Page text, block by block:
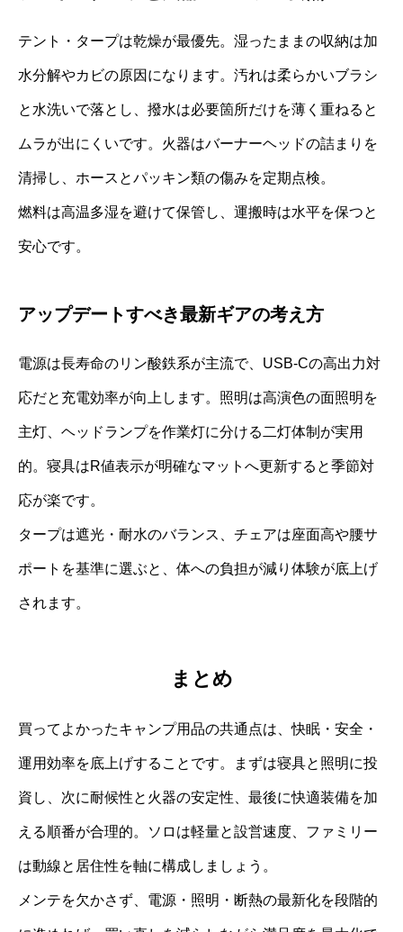
テント・タープは乾燥が最優先。湿ったままの収納は加
水分解やカビの原因になります。汚れは柔らかいブラシ
と水洗いで落とし、撥水は必要箇所だけを薄く重ねると
ムラが出にくいです。火器はバーナーヘッドの詰まりを
清掃し、ホースとパッキン類の傷みを定期点検。
燃料は高温多湿を避けて保管し、運搬時は水平を保つと
安心です。
アップデートすべき最新ギアの考え方
電源は長寿命のリン酸鉄系が主流で、USB-Cの高出力対
応だと充電効率が向上します。照明は高演色の面照明を
主灯、ヘッドランプを作業灯に分ける二灯体制が実用
的。寝具はR値表示が明確なマットへ更新すると季節対
応が楽です。
タープは遮光・耐水のバランス、チェアは座面高や腰サ
ポートを基準に選ぶと、体への負担が減り体験が底上げ
されます。
まとめ
買ってよかったキャンプ用品の共通点は、快眠・安全・
運用効率を底上げすることです。まずは寝具と照明に投
資し、次に耐候性と火器の安定性、最後に快適装備を加
える順番が合理的。ソロは軽量と設営速度、ファミリー
は動線と居住性を軸に構成しましょう。
メンテを欠かさず、電源・照明・断熱の最新化を段階的